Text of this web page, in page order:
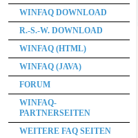
WINFAQ DOWNLOAD
R.-S.-W. DOWNLOAD
WINFAQ (HTML)
WINFAQ (JAVA)
FORUM
WINFAQ-
PARTNERSEITEN
WEITERE FAQ SEITEN